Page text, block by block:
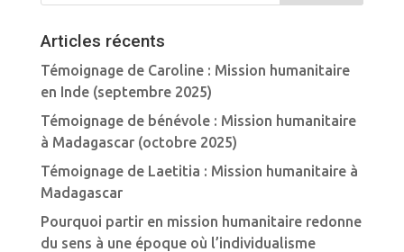
Articles récents
Témoignage de Caroline : Mission humanitaire
en Inde (septembre 2025)
Témoignage de bénévole : Mission humanitaire
à Madagascar (octobre 2025)
Témoignage de Laetitia : Mission humanitaire à
Madagascar
Pourquoi partir en mission humanitaire redonne
du sens à une époque où l’individualisme